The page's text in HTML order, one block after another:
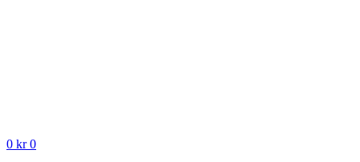
0 kr 0